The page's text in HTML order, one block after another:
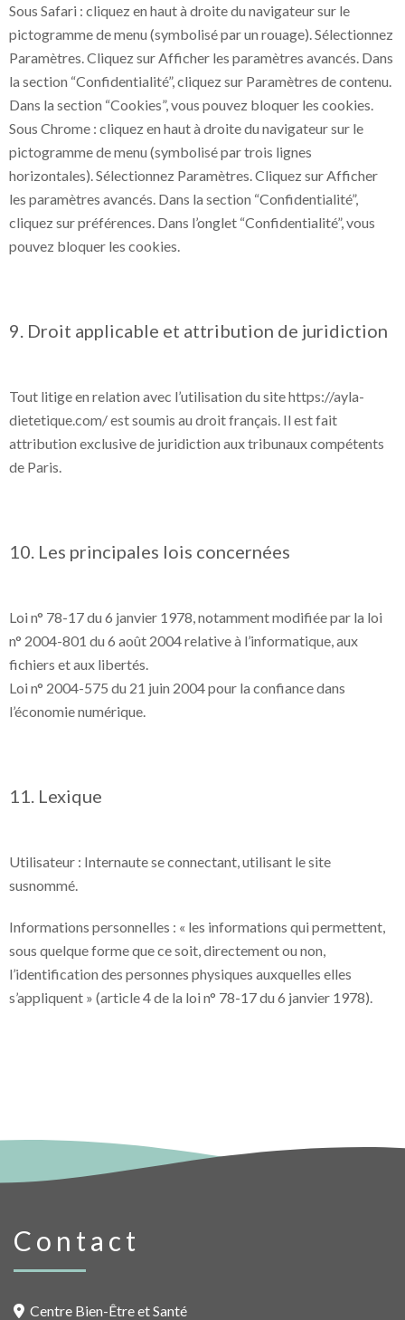
Sous Safari : cliquez en haut à droite du navigateur sur le
pictogramme de menu (symbolisé par un rouage). Sélectionnez
Paramètres. Cliquez sur Afficher les paramètres avancés. Dans
la section “Confidentialité”, cliquez sur Paramètres de contenu.
Dans la section “Cookies”, vous pouvez bloquer les cookies.
Sous Chrome : cliquez en haut à droite du navigateur sur le
pictogramme de menu (symbolisé par trois lignes
horizontales). Sélectionnez Paramètres. Cliquez sur Afficher
les paramètres avancés. Dans la section “Confidentialité”,
cliquez sur préférences. Dans l’onglet “Confidentialité”, vous
pouvez bloquer les cookies.
9. Droit applicable et attribution de juridiction
Tout litige en relation avec l’utilisation du site https://ayla-
dietetique.com/ est soumis au droit français. Il est fait
attribution exclusive de juridiction aux tribunaux compétents
de Paris.
10. Les principales lois concernées
Loi n° 78-17 du 6 janvier 1978, notamment modifiée par la loi
n° 2004-801 du 6 août 2004 relative à l’informatique, aux
fichiers et aux libertés.
Loi n° 2004-575 du 21 juin 2004 pour la confiance dans
l’économie numérique.
11. Lexique
Utilisateur : Internaute se connectant, utilisant le site
susnommé.
Informations personnelles : « les informations qui permettent,
sous quelque forme que ce soit, directement ou non,
l’identification des personnes physiques auxquelles elles
s’appliquent » (article 4 de la loi n° 78-17 du 6 janvier 1978).
Contact
Centre Bien-Être et Santé